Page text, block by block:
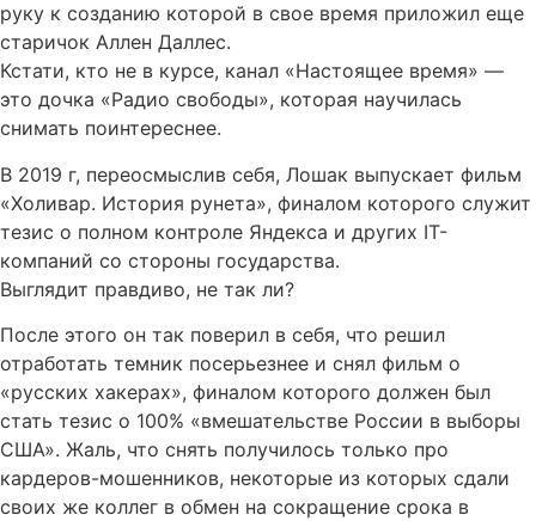
руку к созданию которой в свое время приложил еще
старичок Аллен Даллес.
Кстати, кто не в курсе, канал «Настоящее время» —
это дочка «Радио свободы», которая научилась
снимать поинтереснее.
В 2019 г, переосмыслив себя, Лошак выпускает фильм
«Холивар. История рунета», финалом которого служит
тезис о полном контроле Яндекса и других IT-
компаний со стороны государства.
Выглядит правдиво, не так ли?
После этого он так поверил в себя, что решил
отработать темник посерьезнее и снял фильм о
«русских хакерах», финалом которого должен был
стать тезис о 100% «вмешательстве России в выборы
США». Жаль, что снять получилось только про
кардеров-мошенников, некоторые из которых сдали
своих же коллег в обмен на сокращение срока в